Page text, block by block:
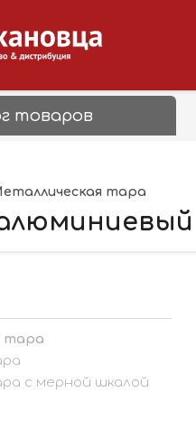
товаров
тара
тара
с мерной шкалой